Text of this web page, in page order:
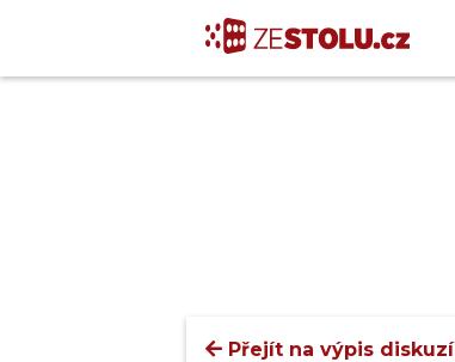
Přejít na výpis diskuzí